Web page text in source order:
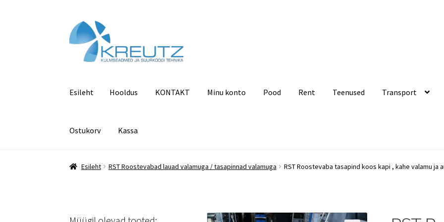
Liigu
navigeerimisele
Liigu
sisu
juurde
Esileht Hooldus KONTAKT Minu konto Pood Rent Teenused Transport
Ostukorv Kassa
Esileht HooldusKONTAKT Minu konto Pood Rent Teenused Transport Ostukorv Kassa
Esileht RST Roostevabad lauad valamuga / tasapinnad valamuga RST Roostevaba tasapind koos kapi , kahe valamu ja